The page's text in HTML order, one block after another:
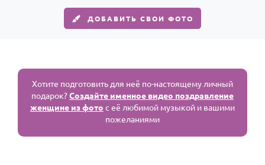
ДОБАВИТЬ СВОИ ФОТО
Хотите подготовить для неё по-настоящему личный
подарок?Создайте именное видео поздравление
женщине из фото с её любимой музыкой и вашими
пожеланиями